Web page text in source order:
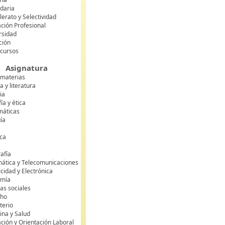
y Selectividad
Profesional
Asignatura
y literatura
y ética
y Telecomunicaciones
y Electrónica
sociales
y Salud
y Orientación Laboral